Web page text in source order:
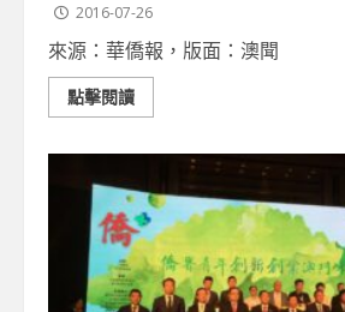
2016-07-26
來源：華僑報，版面：澳聞
點擊閱讀